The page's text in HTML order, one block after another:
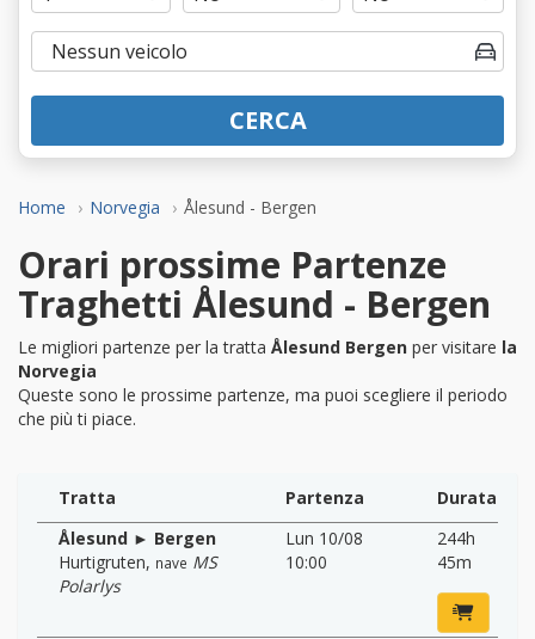
Home Norvegia Ålesund - Bergen
CERCA
Orari prossime Partenze
Traghetti Ålesund - Bergen
Le migliori partenze per la tratta Ålesund Bergen per visitare la
Norvegia
Queste sono le prossime partenze, ma puoi scegliere il periodo
che più ti piace.
Tratta Partenza
Durata
Ålesund ► Bergen
Hurtigruten, nave MS
Polarlys
Lun 10/08
10:00
244h
45m